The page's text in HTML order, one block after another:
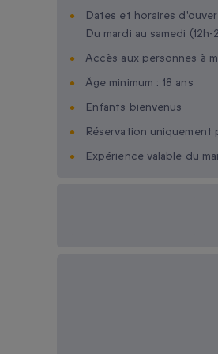
Dates et horaires
Du mardi au samedi (12h-
Accès aux personnes à
Âge minimum : 18 ans
Enfants bienvenus
Réservation
Expérience valable du